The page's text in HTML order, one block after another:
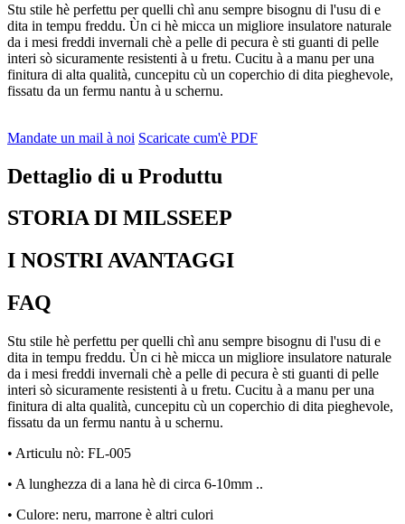
Stu stile hè perfettu per quelli chì anu sempre bisognu di l'usu di e
dita in tempu freddu. Ùn ci hè micca un migliore insulatore naturale
da i mesi freddi invernali chè a pelle di pecura è sti guanti di pelle
interi sò sicuramente resistenti à u fretu. Cucitu à a manu per una
finitura di alta qualità, cuncepitu cù un coperchio di dita pieghevole,
fissatu da un fermu nantu à u schernu.
Mandate un mail à noi Scaricate cum'è PDF
Dettaglio di u Produttu
STORIA DI MILSSEEP
I NOSTRI AVANTAGGI
FAQ
Stu stile hè perfettu per quelli chì anu sempre bisognu di l'usu di e
dita in tempu freddu. Ùn ci hè micca un migliore insulatore naturale
da i mesi freddi invernali chè a pelle di pecura è sti guanti di pelle
interi sò sicuramente resistenti à u fretu. Cucitu à a manu per una
finitura di alta qualità, cuncepitu cù un coperchio di dita pieghevole,
fissatu da un fermu nantu à u schernu.
• Articulu nò: FL-005
• A lunghezza di a lana hè di circa 6-10mm ..
• Culore: neru, marrone è altri culori